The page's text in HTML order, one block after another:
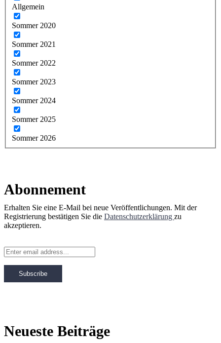
Allgemein
Sommer 2020
Sommer 2021
Sommer 2022
Sommer 2023
Sommer 2024
Sommer 2025
Sommer 2026
Abonnement
Erhalten Sie eine E-Mail bei neue Veröffentlichungen. Mit der
Registrierung bestätigen Sie die Datenschutzerklärung zu
akzeptieren.
Neueste Beiträge